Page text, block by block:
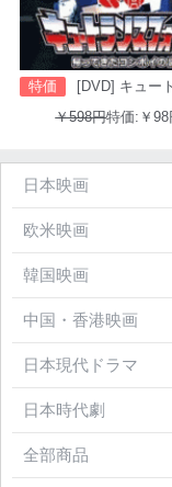
特価
[DVD] キュートランスフォーマー 帰って
￥598円特価:￥98
日本映画
欧米映画
韓国映画
中国・香港映画
日本現代ドラマ
日本時代劇
全部商品